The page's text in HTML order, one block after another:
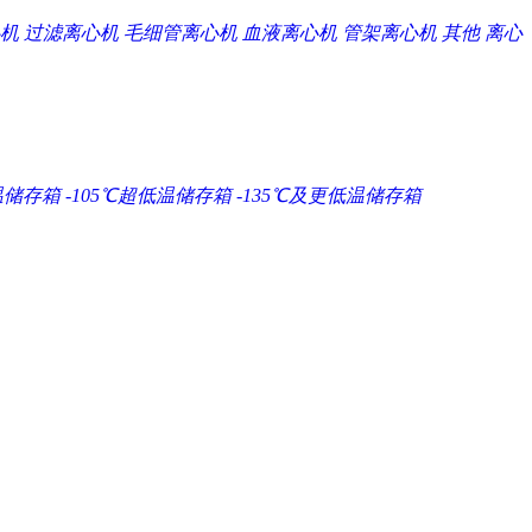
过滤离心机 毛细管离心机 血液离心机 管架离心机 其他 离心
存箱 -105℃超低温储存箱 -135℃及更低温储存箱